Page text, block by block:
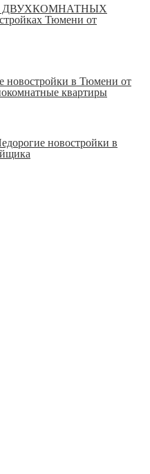
ДВУХКОМНАТНЫХ
Тюмени от
новостройки в Тюмени от
квартиры
новостройки в